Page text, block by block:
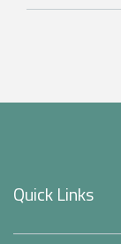
Quick Links